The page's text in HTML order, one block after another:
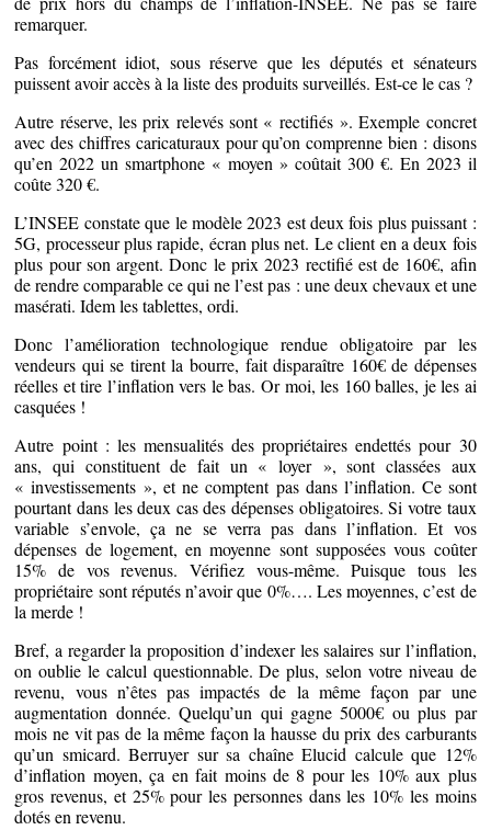
remarquer.
Pas forcément idiot, sous réserve que les députés et sénateurs
puissent avoir accès à la liste des produits surveillés. Est-ce le cas ?
Autre réserve, les prix relevés sont « rectifiés ». Exemple concret
avec des chiffres caricaturaux pour qu’on comprenne bien : disons
qu’en 2022 un smartphone « moyen » coûtait 300 €. En 2023 il
coûte 320 €.
L’INSEE constate que le modèle 2023 est deux fois plus puissant :
5G, processeur plus rapide, écran plus net. Le client en a deux fois
plus pour son argent. Donc le prix 2023 rectifié est de 160€, afin
de rendre comparable ce qui ne l’est pas : une deux chevaux et une
masérati. Idem les tablettes, ordi.
Donc l’amélioration technologique rendue obligatoire par les
vendeurs qui se tirent la bourre, fait disparaître 160€ de dépenses
réelles et tire l’inflation vers le bas. Or moi, les 160 balles, je les ai
casquées !
Autre point : les mensualités des propriétaires endettés pour 30
ans, qui constituent de fait un « loyer », sont classées aux
« investissements », et ne comptent pas dans l’inflation. Ce sont
pourtant dans les deux cas des dépenses obligatoires. Si votre taux
variable s’envole, ça ne se verra pas dans l’inflation. Et vos
dépenses de logement, en moyenne sont supposées vous coûter
15% de vos revenus. Vérifiez vous-même. Puisque tous les
propriétaire sont réputés n’avoir que 0%…. Les moyennes, c’est de
la merde !
Bref, a regarder la proposition d’indexer les salaires sur l’inflation,
on oublie le calcul questionnable. De plus, selon votre niveau de
revenu, vous n’êtes pas impactés de la même façon par une
augmentation donnée. Quelqu’un qui gagne 5000€ ou plus par
mois ne vit pas de la même façon la hausse du prix des carburants
qu’un smicard. Berruyer sur sa chaîne Elucid calcule que 12%
d’inflation moyen, ça en fait moins de 8 pour les 10% aux plus
gros revenus, et 25% pour les personnes dans les 10% les moins
dotés en revenu.